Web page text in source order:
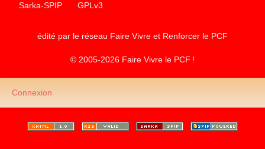
Sarka-SPIP GPLv3
édité par le réseau Faire Vivre et Renforcer le PCF
© 2005-2026 Faire Vivre le PCF !
Connexion